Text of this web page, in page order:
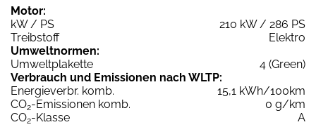
Motor:
kW / PS
210 kW / 286 PS
Treibstoff
Elektro
Umweltnormen:
Umweltplakette
4 (Green)
Verbrauch und Emissionen nach WLTP:
Energieverbr. komb.
15,1 kWh/100km
CO2-Emissionen komb.
0 g/km
CO2-Klasse
A